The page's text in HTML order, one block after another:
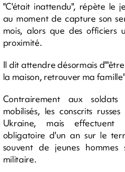
"C'était inattendu", répète le
au moment de capture son
mois, alors que des officiers
proximité.
Il dit attendre désormais
la maison, retrouver ma
Contrairement aux
mobilisés, les conscrits
Ukraine, mais effectuent
obligatoire d'un an sur le
souvent de jeunes hommes
militaire.